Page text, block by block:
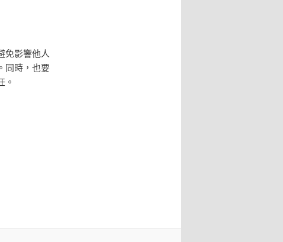
免影響他人
同時，也要
。